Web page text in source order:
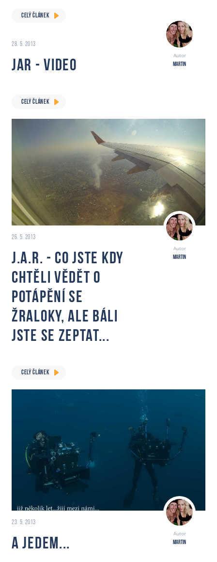
CELÝ ČLÁNEK
28. 5. 2013
JAR - video
CELÝ ČLÁNEK
Autor
Martin
26. 5. 2013
J.A.R. - Co jste kdy
chtěli vědět o
potápění se
žraloky, ale báli
jste se zeptat...
CELÝ ČLÁNEK
Autor
Martin
23. 5. 2013
A jedem...
Autor
Martin